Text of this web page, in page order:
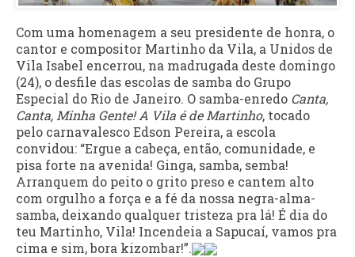
Com uma homenagem a seu presidente de honra, o
cantor e compositor Martinho da Vila, a Unidos de
Vila Isabel encerrou, na madrugada deste domingo
(24), o desfile das escolas de samba do Grupo
Especial do Rio de Janeiro. O samba-enredo Canta,
Canta, Minha Gente! A Vila é de Martinho, tocado
pelo carnavalesco Edson Pereira, a escola
convidou: “Ergue a cabeça, então, comunidade, e
pisa forte na avenida! Ginga, samba, semba!
Arranquem do peito o grito preso e cantem alto
com orgulho a força e a fé da nossa negra-alma-
samba, deixando qualquer tristeza pra lá! É dia do
teu Martinho, Vila! Incendeia a Sapucaí, vamos pra
cima e sim, bora kizombar!”.